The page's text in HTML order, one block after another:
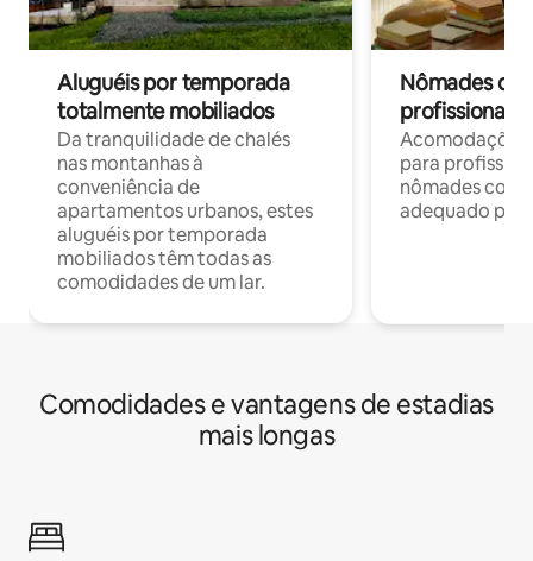
Aluguéis por temporada
totalmente mobiliados
Da tranquilidade de chalés
nas montanhas à
conveniência de
apartamentos urbanos, estes
aluguéis por temporada
mobiliados têm todas as
comodidades de um lar.
Nômades
profissionais
para
nômades com
adequado
Comodidades e vantagens de estadias
mais longas